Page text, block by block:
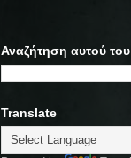
Αναζήτηση αυτού του
Translate